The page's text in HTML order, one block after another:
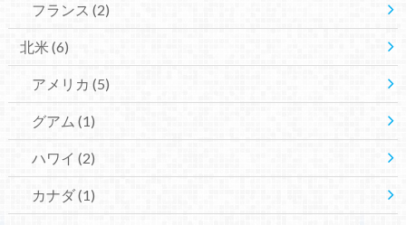
フランス (2)
北米 (6)
アメリカ (5)
グアム (1)
ハワイ (2)
カナダ(1)